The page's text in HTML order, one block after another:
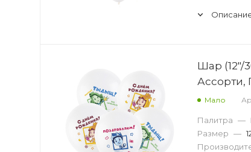
Шар (12"/
Ассорти,
Мало
Палитра —
Размер —